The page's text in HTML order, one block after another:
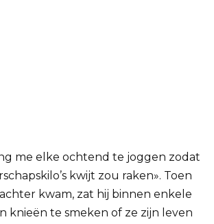
me elke ochtend te joggen zodat
kwijt zou raken». Toen
kwam, zat hij binnen enkele
knieën te smeken of ze zijn leven